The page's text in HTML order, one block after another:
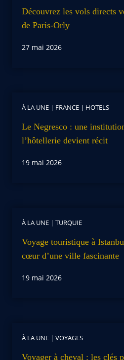
Découvrez les vols directs
de Paris-Orly
27 mai 2026
À LA UNE | FRANCE | HOTELS
Le Negresco : une
l’hôtellerie devient récit
19 mai 2026
À LA UNE | TURQUIE
Voyage touristique à
cœur d’une ville fascinante
19 mai 2026
À LA UNE | VOYAGES
Voyager à cheval : les clés